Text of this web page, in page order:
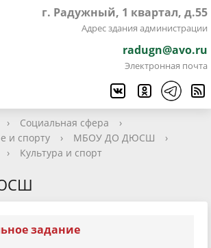
г. Радужный, 1 квартал, д.55
Адрес здания администрации
radugn@avo.ru
Электронная почта
› Социальная сфера
›
и спорту
› МБОУ ДО ДЮСШ
›
› Культура и спорт
задание